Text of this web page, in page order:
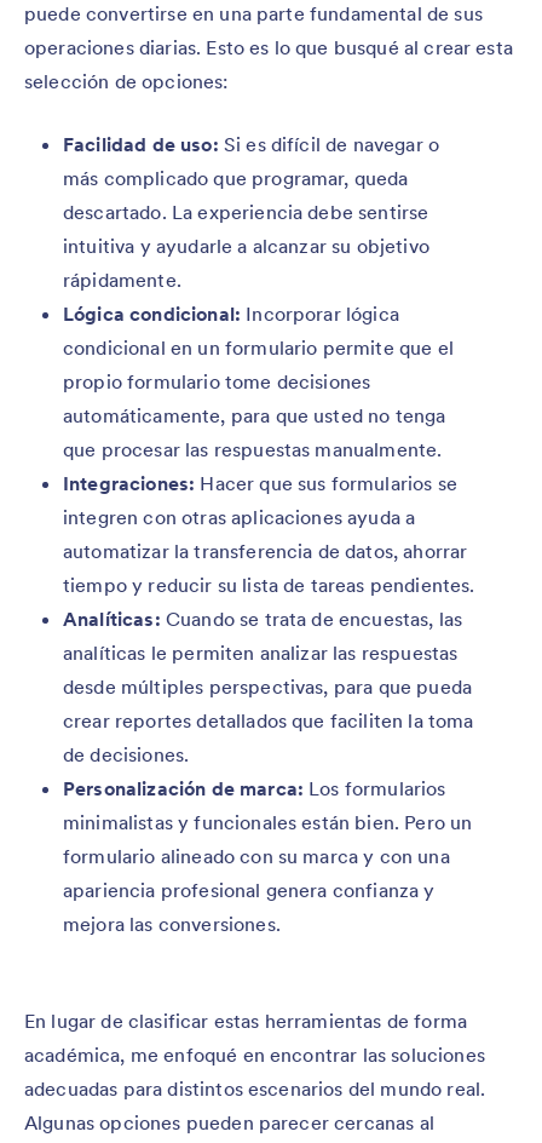
puede convertirse en una parte fundamental de sus
operaciones diarias. Esto es lo que busqué al crear esta
selección de opciones:
Facilidad de uso: Si es difícil de navegar o
más complicado que programar, queda
descartado. La experiencia debe sentirse
intuitiva y ayudarle a alcanzar su objetivo
rápidamente.
Lógica condicional: Incorporar lógica
condicional en un formulario permite que el
propio formulario tome decisiones
automáticamente, para que usted no tenga
que procesar las respuestas manualmente.
Integraciones: Hacer que sus formularios se
integren con otras aplicaciones ayuda a
automatizar la transferencia de datos, ahorrar
tiempo y reducir su lista de tareas pendientes.
Analíticas: Cuando se trata de encuestas, las
analíticas le permiten analizar las respuestas
desde múltiples perspectivas, para que pueda
crear reportes detallados que faciliten la toma
de decisiones.
Personalización de marca: Los formularios
minimalistas y funcionales están bien. Pero un
formulario alineado con su marca y con una
apariencia profesional genera confianza y
mejora las conversiones.
En lugar de clasificar estas herramientas de forma
académica, me enfoqué en encontrar las soluciones
adecuadas para distintos escenarios del mundo real.
Algunas opciones pueden parecer cercanas al